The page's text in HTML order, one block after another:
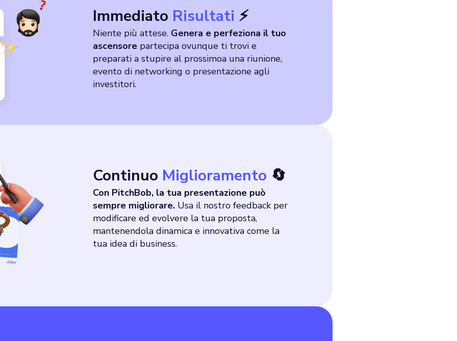
Immediato Risultati ⚡
Niente più attese. Genera e perfeziona il tuo
ascensore partecipa ovunque ti trovi e
preparati a stupire al prossimoa una riunione,
evento di networking o presentazione agli
investitori.
Continuo Miglioramento 🔄
Con PitchBob, la tua presentazione può
sempre migliorare. Usa il nostro feedback per
modificare ed evolvere la tua proposta,
mantenendola dinamica e innovativa come la
tua idea di business.